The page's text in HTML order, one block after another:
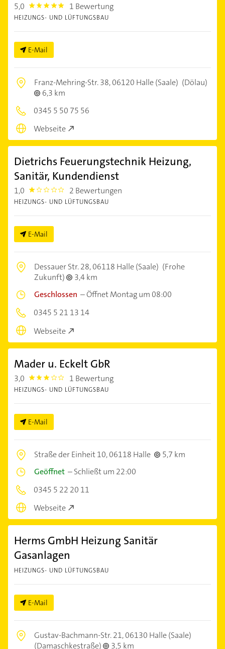
5,0 5.0 1 Bewertung
HEIZUNGS- UND LÜFTUNGSBAU
E-Mail
Franz-Mehring-Str. 38,06120 Halle (Saale) (Dölau)
6,3 km
0345 5 50 75 56
Webseite
Dietrichs Feuerungstechnik Heizung,
Sanitär, Kundendienst
1,0 1.0 2 Bewertungen
HEIZUNGS- UND LÜFTUNGSBAU
E-Mail
Dessauer Str. 28,06118 Halle (Saale) (Frohe
Zukunft)
3,4 km
Geschlossen –Öffnet Montag um 08:00
0345 5 21 13 14
Webseite
Mader u. Eckelt GbR
3,0 3.0 1 Bewertung
HEIZUNGS- UND LÜFTUNGSBAU
E-Mail
Straße der Einheit 10,06118 Halle
5,7 km
Geöffnet –Schließt um 22:00
0345 5 22 20 11
Webseite
Herms GmbH Heizung Sanitär
Gasanlagen
HEIZUNGS- UND LÜFTUNGSBAU
E-Mail
Gustav-Bachmann-Str. 21,06130 Halle (Saale)
(Damaschkestraße)
3,5 km